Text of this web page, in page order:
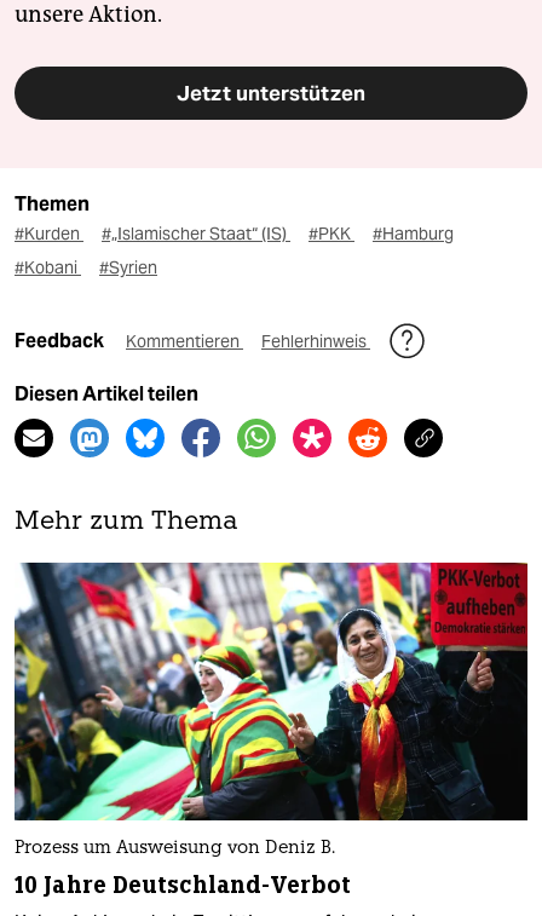
unsere Aktion.
Jetzt unterstützen
Themen
#Kurden #„Islamischer Staat“ (IS) #PKK
#Hamburg
#Kobani
#Syrien
Feedback Kommentieren Fehlerhinweis
Diesen Artikel teilen
Mehr zum Thema
Prozess um Ausweisung von Deniz B.
10 Jahre Deutschland-Verbot